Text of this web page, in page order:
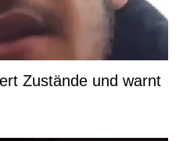
Zustände und warnt